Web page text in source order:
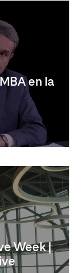
en la
Week |